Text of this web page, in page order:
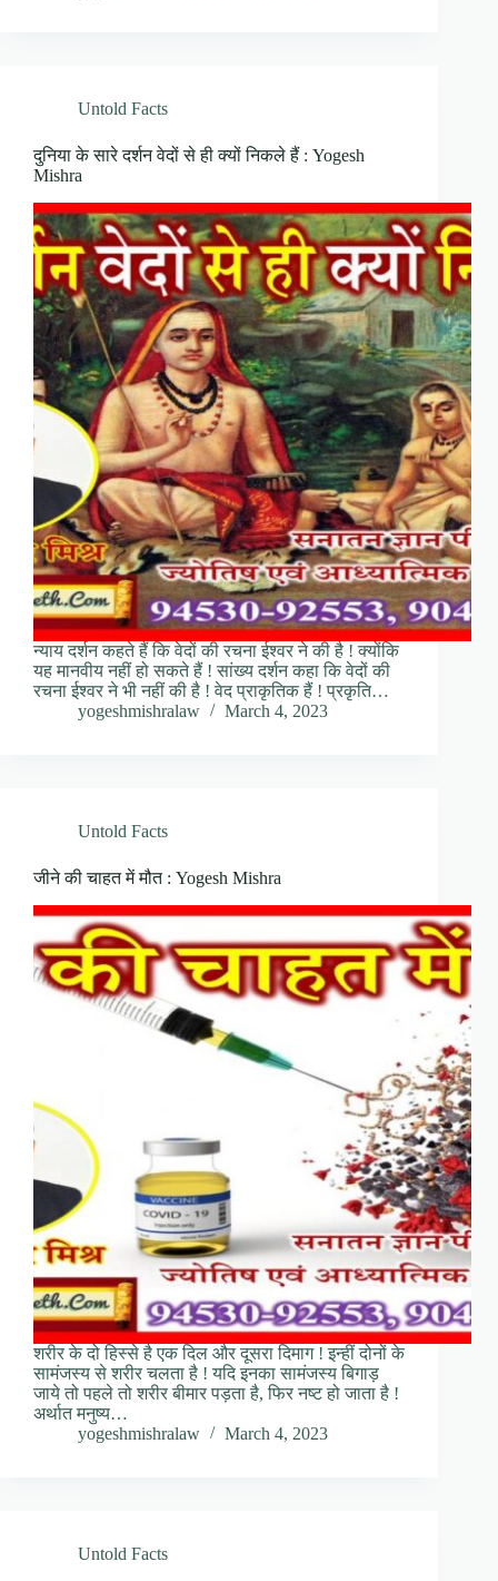
Untold Facts
दुनिया के सारे दर्शन वेदों से ही क्यों निकले हैं : Yogesh
Mishra
न्याय दर्शन कहते हैं कि वेदों की रचना ईश्वर ने की है ! क्योंकि
यह मानवीय नहीं हो सकते हैं ! सांख्य दर्शन कहा कि वेदों की
रचना ईश्वर ने भी नहीं की है ! वेद प्राकृतिक हैं ! प्रकृति…
yogeshmishralaw
March 4, 2023
Untold Facts
जीने की चाहत में मौत : Yogesh Mishra
शरीर के दो हिस्से है एक दिल और दूसरा दिमाग ! इन्हीं दोनों के
सामंजस्य से शरीर चलता है ! यदि इनका सामंजस्य बिगाड़
जाये तो पहले तो शरीर बीमार पड़ता है, फिर नष्ट हो जाता है !
अर्थात मनुष्य…
yogeshmishralaw
March 4, 2023
Untold Facts